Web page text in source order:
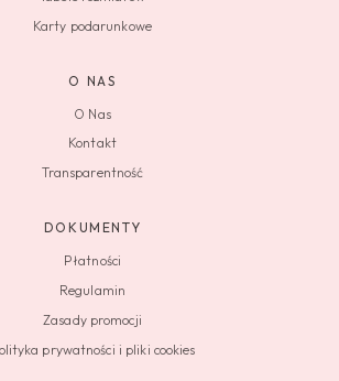
Karty podarunkowe
O NAS
O Nas
Kontakt
Transparentność
DOKUMENTY
Płatności
Regulamin
Zasady promocji
prywatności i pliki cookies